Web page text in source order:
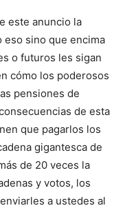
este anuncio la
eso sino que encima
o futuros les sigan
cómo los poderosos
pensiones de
de esta
que pagarlos los
gigantesca de
de 20 veces la
y votos, los
a ustedes al